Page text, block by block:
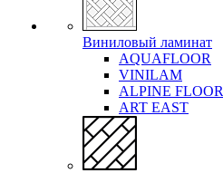
Виниловый ламинат
AQUAFLOOR
VINILAM
ALPINE FLOOR
ART EAST